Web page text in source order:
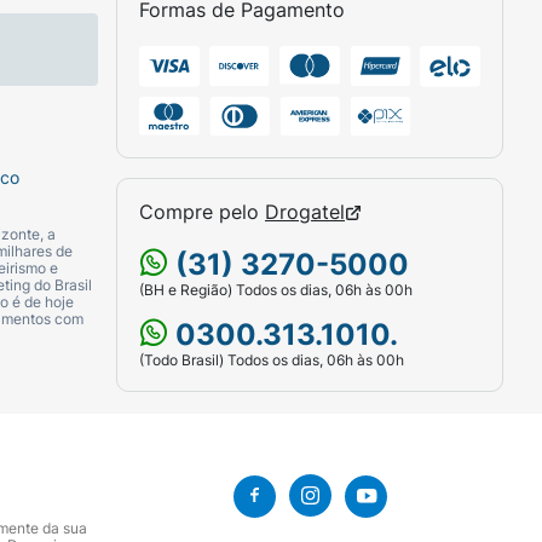
ou consumir conforme a orientação de
as principais refeições,
a
de
e
do Brasil
é de hoje
com
Formas de Pagamento
Compre pelo Drogatel
(31) 3270-5000
(BH e Região) Todos os dias, 06h às 00h
0300.313.1010.
(Todo Brasil) Todos os dias, 06h às 00h
da sua